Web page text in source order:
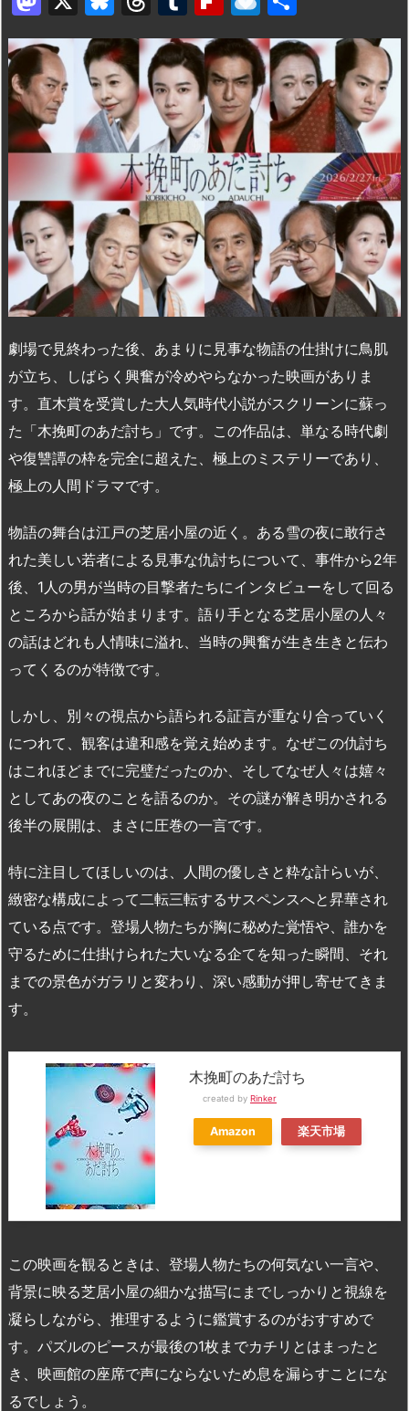
a
st
o
d
o
n
u
e
s
k
y
hr
e
a
d
s
u
m
bl
r
ip
b
o
ar
d
ai
n
dr
o
p.
io
有
劇場で見終わった後、あまりに見事な物語の仕掛けに鳥肌
が立ち、しばらく興奮が冷めやらなかった映画がありま
す。直木賞を受賞した大人気時代小説がスクリーンに蘇っ
た「木挽町のあだ討ち」です。この作品は、単なる時代劇
や復讐譚の枠を完全に超えた、極上のミステリーであり、
極上の人間ドラマです。
物語の舞台は江戸の芝居小屋の近く。ある雪の夜に敢行さ
れた美しい若者による見事な仇討ちについて、事件から2年
後、1人の男が当時の目撃者たちにインタビューをして回る
ところから話が始まります。語り手となる芝居小屋の人々
の話はどれも人情味に溢れ、当時の興奮が生き生きと伝わ
ってくるのが特徴です。
しかし、別々の視点から語られる証言が重なり合っていく
につれて、観客は違和感を覚え始めます。なぜこの仇討ち
はこれほどまでに完璧だったのか、そしてなぜ人々は嬉々
としてあの夜のことを語るのか。その謎が解き明かされる
後半の展開は、まさに圧巻の一言です。
特に注目してほしいのは、人間の優しさと粋な計らいが、
緻密な構成によって二転三転するサスペンスへと昇華され
ている点です。登場人物たちが胸に秘めた覚悟や、誰かを
守るために仕掛けられた大いなる企てを知った瞬間、それ
までの景色がガラリと変わり、深い感動が押し寄せてきま
す。
木挽町のあだ討ち
created by Rinker
Amazon 楽天市場
この映画を観るときは、登場人物たちの何気ない一言や、
背景に映る芝居小屋の細かな描写にまでしっかりと視線を
凝らしながら、推理するように鑑賞するのがおすすめで
す。パズルのピースが最後の1枚までカチリとはまったと
き、映画館の座席で声にならないため息を漏らすことにな
るでしょう。